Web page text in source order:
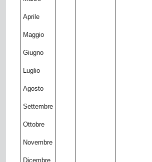
Aprile
Maggio
Giugno
Luglio
Agosto
Settembre
Ottobre
Novembre
Dicembre